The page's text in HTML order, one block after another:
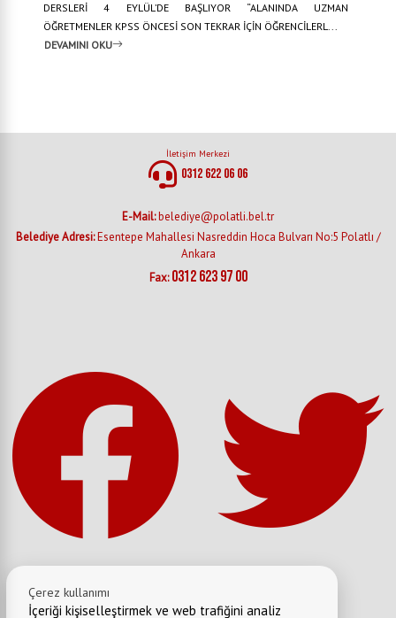
DERSLERİ 4 EYLÜL’DE BAŞLIYOR “ALANINDA UZMAN
ÖĞRETMENLER KPSS ÖNCESİ SON TEKRAR İÇİN ÖĞRENCİLERL...
DEVAMINI OKU
İletişim Merkezi
0312 622 06 06
E-Mail:belediye@polatli.bel.tr
Belediye Adresi:Esentepe Mahallesi Nasreddin Hoca Bulvarı No:5 Polatlı /
Ankara
Fax:0312 623 97 00
Çerez kullanımı
İçeriği kişiselleştirmek ve web trafiğini analiz